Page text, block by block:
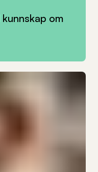
kunnskap om